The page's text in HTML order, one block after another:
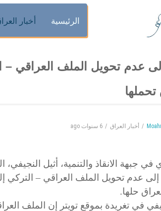
الرئيسية أخبار
عدم تحويل الملف العراقي –
أخبار العراق 6 سنوات ago
2020) إلى عدم تحويل الملف العراقي – التركي
حلها.
في تغريدة بموقع تويتر إن الملف